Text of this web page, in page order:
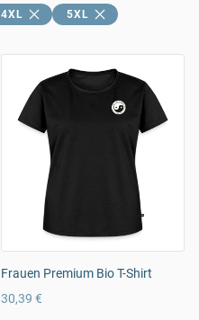
4XL
5XL
Frauen Premium Bio T-Shirt
30,39 €